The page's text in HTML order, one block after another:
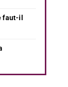
faut-il